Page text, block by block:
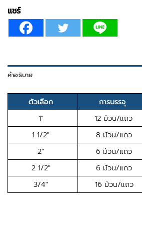
แชร์
คำอธิบาย
ตัวเลือก การบรรจุ
1″
12 ม้วน/แถว
1 1/2″
8 ม้วน/แถว
2″
6 ม้วน/แถว
2 1/2″
6 ม้วน/แถว
3/4″
16 ม้วน/แถว